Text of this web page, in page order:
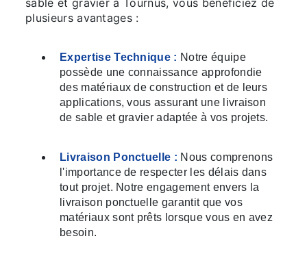
plusieurs avantages :
Expertise Technique : Notre équipe
possède une connaissance approfondie
des matériaux de construction et de leurs
applications, vous assurant une livraison
de sable et gravier adaptée à vos projets.
Livraison Ponctuelle : Nous comprenons
l'importance de respecter les délais dans
tout projet. Notre engagement envers la
livraison ponctuelle garantit que vos
matériaux sont prêts lorsque vous en avez
besoin.